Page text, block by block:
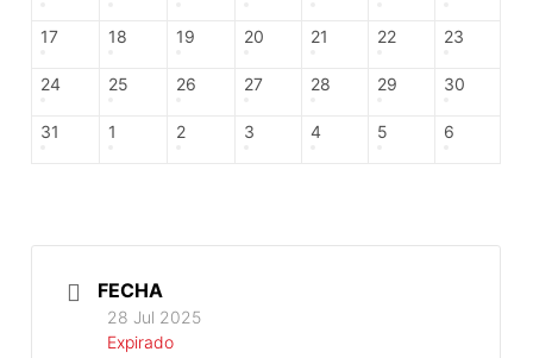
17 18 19 20 21 22 23
24 25 26 27 28 29 30
31 1 2 3 4 5 6
FECHA
28 Jul 2025
Expirado